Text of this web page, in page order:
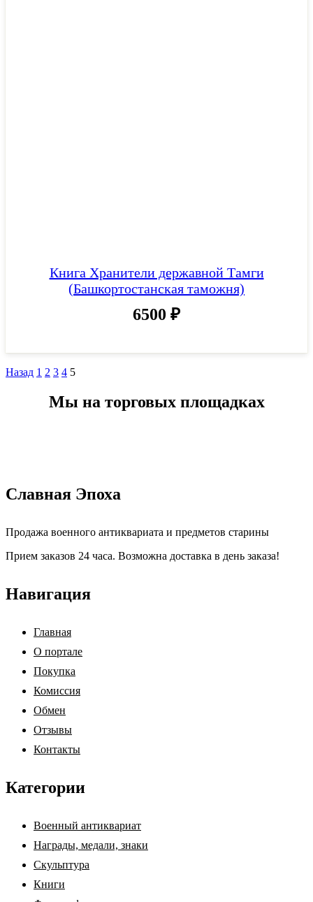
Книга Хранители державной Тамги
(Башкортостанская таможня)
6500 ₽
Назад 1 2 3 4 5
Мы на торговых площадках
Славная Эпоха
Продажа военного антиквариата и предметов старины
Прием заказов 24 часа. Возможна доставка в день заказа!
Навигация
Главная
О портале
Покупка
Комиссия
Обмен
Отзывы
Контакты
Категории
Военный антиквариат
Награды, медали, знаки
Скульптура
Книги